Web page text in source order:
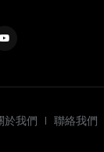
於我們 聯絡我們